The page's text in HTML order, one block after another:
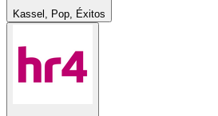
Kassel, Pop, Éxitos